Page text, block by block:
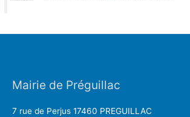
Mairie de Préguillac
7 rue de Perjus 17460 PREGUILLAC